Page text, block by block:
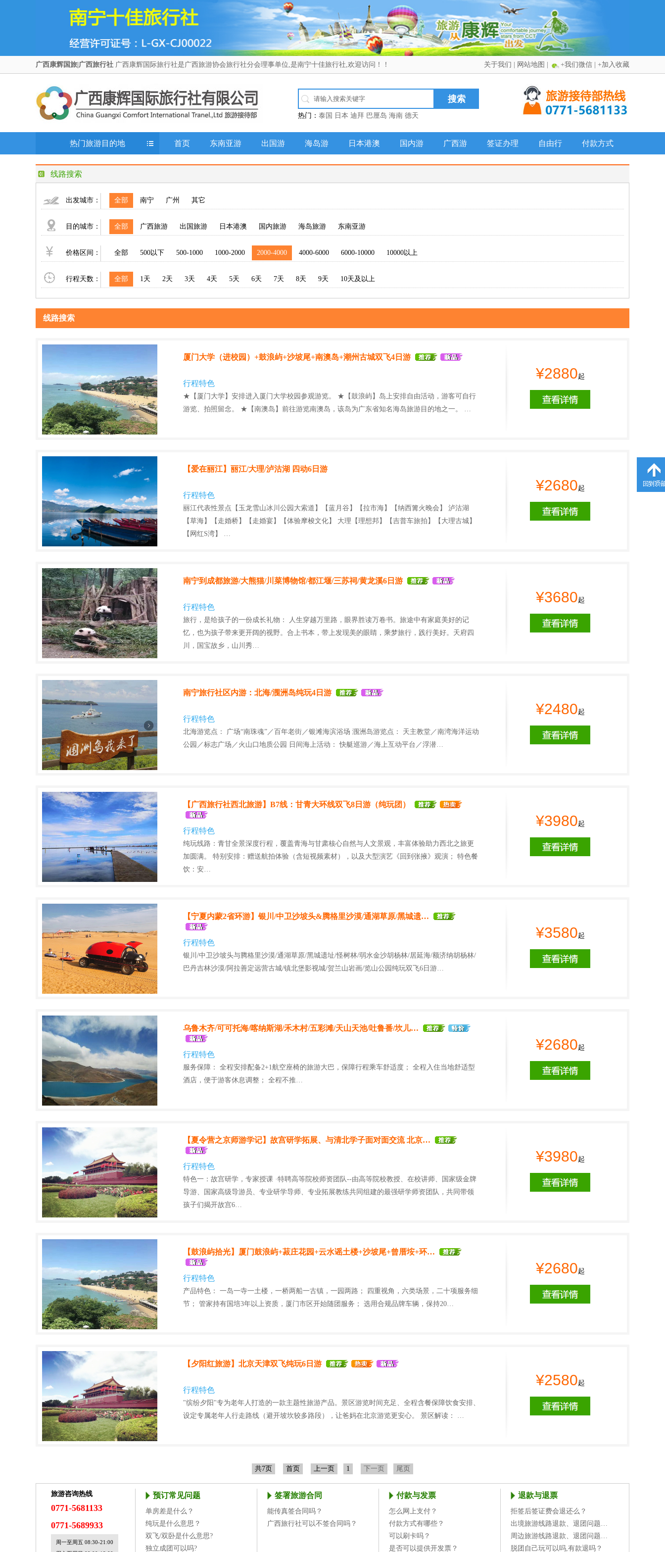
广西康辉国旅|广西旅行社 广西康辉国际旅行社是广西旅游协会旅行社分会理事单位,是南宁十佳旅行社,欢迎访问！！ 关于我们 网站地图 +我们微信 +加入收藏
热门： 泰国 日本 迪拜 巴厘岛 海南 德天
热门旅游目的地 首页 东南亚游 出国游 海岛游 日本港澳 国内游 广西游 签证办理 自由行 付款方式
线路搜索
出发城市： 全部 南宁 广州 其它
目的城市： 全部 广西旅游 出国旅游 日本港澳 国内旅游 海岛旅游 东南亚游
价格区间： 全部 500以下 500-1000 1000-2000 2000-4000 4000-6000 6000-10000 10000以上
行程天数： 全部 1天 2天 3天 4天 5天 6天 7天 8天 9天 10天及以上
线路搜索
厦门大学（进校园）+鼓浪屿+沙坡尾+南澳岛+潮州古城双飞4日游
行程特色
★【厦门大学】安排进入厦门大学校园参观游览。 ★【鼓浪屿】岛上安排自由活动，游客可自行
游览、拍照留念。 ★【南澳岛】前往游览南澳岛，该岛为广东省知名海岛旅游目的地之一。 …
¥2880起
【爱在丽江】丽江/大理/泸沽湖 四动6日游
行程特色
丽江代表性景点【玉龙雪山冰川公园大索道】【蓝月谷】【拉市海】【纳西篝火晚会】 泸沽湖
【草海】【走婚桥】【走婚宴】【体验摩梭文化】 大理【理想邦】【吉普车旅拍】【大理古城】
【网红S湾】 …
¥2680起
南宁到成都旅游/大熊猫/川菜博物馆/都江堰/三苏祠/黄龙溪6日游
行程特色
旅行，是给孩子的一份成长礼物： 人生穿越万里路，眼界胜读万卷书。旅途中有家庭美好的记
忆，也为孩子带来更开阔的视野。合上书本，带上发现美的眼睛，乘梦旅行，践行美好。天府四
川，国宝故乡，山川秀…
¥3680起
南宁旅行社区内游：北海/涠洲岛纯玩4日游
行程特色
北海游览点： 广场“南珠魂”／百年老街／银滩海滨浴场 涠洲岛游览点： 天主教堂／南湾海洋运动
公园／标志广场／火山口地质公园 日间海上活动： 快艇巡游／海上互动平台／浮潜…
¥2480起
【广西旅行社西北旅游】B7线：甘青大环线双飞8日游（纯玩团）
行程特色
纯玩线路：青甘全景深度行程，覆盖青海与甘肃核心自然与人文景观，丰富体验助力西北之旅更
加圆满。 特别安排：赠送航拍体验（含短视频素材），以及大型演艺《回到张掖》观演； 特色餐
饮：安…
¥3980起
【宁夏内蒙2省环游】银川/中卫沙坡头&腾格里沙漠/通湖草原/黑城遗…
行程特色
银川/中卫沙坡头与腾格里沙漠/通湖草原/黑城遗址/怪树林/弱水金沙胡杨林/居延海/额济纳胡杨林/
巴丹吉林沙漠/阿拉善定远营古城/镇北堡影视城/贺兰山岩画/览山公园纯玩双飞6日游…
¥3580起
乌鲁木齐/可可托海/喀纳斯湖/禾木村/五彩滩/天山天池/吐鲁番/坎儿…
行程特色
服务保障： 全程安排配备2+1航空座椅的旅游大巴，保障行程乘车舒适度； 全程入住当地舒适型
酒店，便于游客休息调整； 全程不推…
¥2680起
【夏令营之京师游学记】故宫研学拓展、与清北学子面对面交流 北京…
行程特色
特色一：故宫研学，专家授课 ·特聘高等院校师资团队--由高等院校教授、在校讲师、国家级金牌
导游、国家高级导游员、专业研学导师、专业拓展教练共同组建的最强研学师资团队，共同带领
孩子们揭开故宫6…
¥3980起
【鼓浪屿拾光】厦门鼓浪屿+菽庄花园+云水谣土楼+沙坡尾+曾厝垵+环…
行程特色
产品特色： 一岛一寺一土楼，一桥两船一古镇，一园两路； 四重视角，六类场景，二十项服务细
节； 管家持有国培3年以上资质，厦门市区开始随团服务； 选用合规品牌车辆，保持20…
¥2680起
【夕阳红旅游】北京天津双飞纯玩6日游
行程特色
"缤纷夕阳"专为老年人打造的一款主题性旅游产品。景区游览时间充足、全程含餐保障饮食安排、
设定专属老年人行走路线（避开坡坎较多路段），让爸妈在北京游览更安心。 景区解读： …
¥2580起
共7页 首页 上一页 1 下一页 尾页
旅游咨询热线
0771-5681133
0771-5689933
周一至周五 08:30-21:00
预订常见问题
单房差是什么？
纯玩是什么意思？
双飞/双卧是什么意思?
独立成团可以吗?
签署旅游合同
能传真签合同吗？
广西旅行社可以不签合同吗？
付款与发票
怎么网上支付？
付款方式有哪些？
可以刷卡吗？
是否可以提供开发票？
退款与退票
拒签后签证费会退还么？
出境旅游线路退款、退团问题…
周边旅游线路退款、退团问题…
脱团自己玩可以吗,有款退吗？